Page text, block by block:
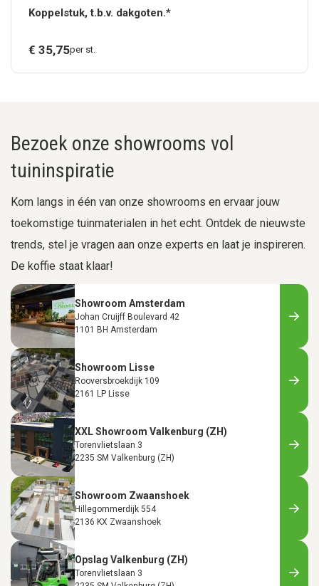
Koppelstuk, t.b.v. dakgoten.*
€ 35,75per st.
Bezoek onze showrooms vol
tuininspiratie
Kom langs in één van onze showrooms en ervaar jouw
toekomstige tuinmaterialen in het echt. Ontdek de nieuwste
trends, stel je vragen aan onze experts en laat je inspireren.
De koffie staat klaar!
Showroom Amsterdam
Johan Cruijff Boulevard 42
1101 BH Amsterdam
Showroom Lisse
Rooversbroekdijk 109
2161 LP Lisse
XXL Showroom Valkenburg (ZH)
Torenvlietslaan 3
2235 SM Valkenburg (ZH)
Showroom Zwaanshoek
Hillegommerdijk 554
2136 KX Zwaanshoek
Opslag Valkenburg (ZH)
Torenvlietslaan 3